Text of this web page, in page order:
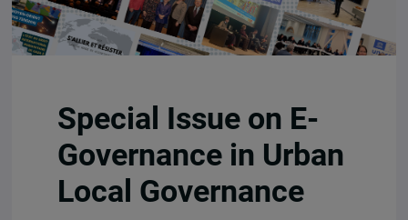
Special Issue on E-
Governance in Urban
Local Governance